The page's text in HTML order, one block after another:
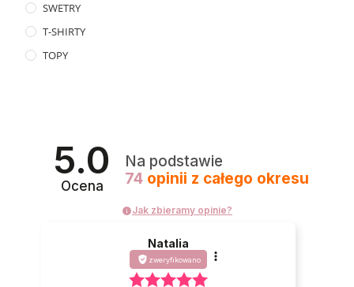
SWETRY
T-SHIRTY
TOPY
5.0
Ocena
Na podstawie
74 opinii z całego okresu
Jak zbieramy opinie?
Natalia
zweryfikowano